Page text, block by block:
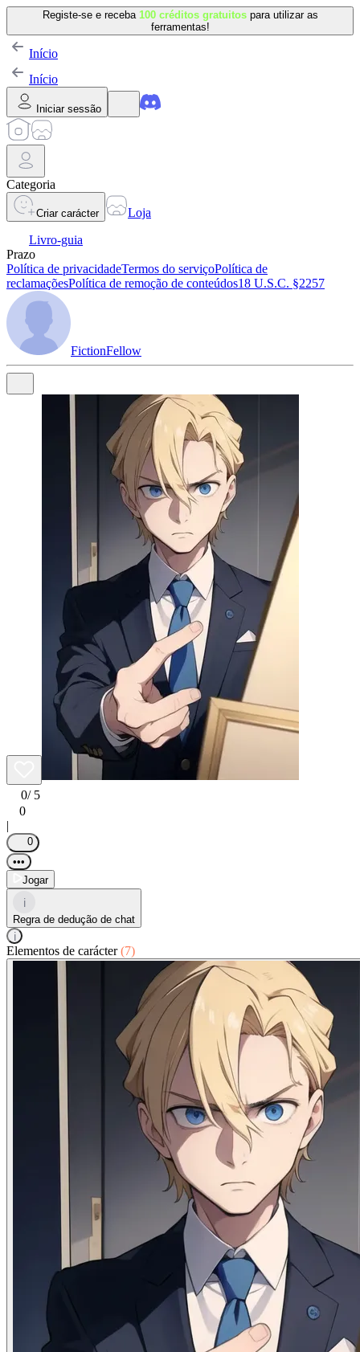
Registe-se e receba 100 créditos gratuitos para utilizar as
ferramentas!
Início
Início
Iniciar sessão
Categoria
Criar carácter
Loja
Livro-guia
Prazo
Política de privacidadeTermos do serviçoPolítica de
reclamaçõesPolítica de remoção de conteúdos18 U.S.C. §2257
FictionFellow
0/ 5
0
|
0
•••
Jogar
i
Regra de dedução de chat
i
Elementos de carácter(7)